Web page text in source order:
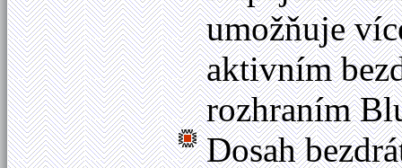
umožňuje
aktivním
rozhraním
Dosah